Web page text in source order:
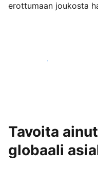
erottumaan joukosta
Aloita jo tänään
Tavoita
globaali